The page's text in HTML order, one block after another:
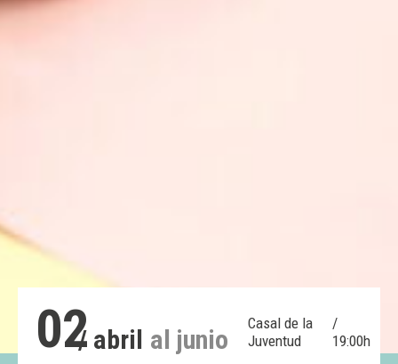
02/ abril al junio
Casal de la
Juventud
/
19:00h